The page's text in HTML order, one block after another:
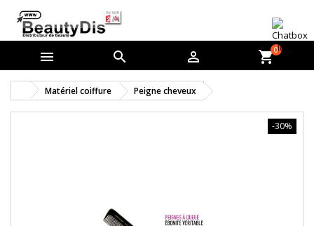
   shopping_cart0
Matériel coiffure Peigne cheveux
-30%